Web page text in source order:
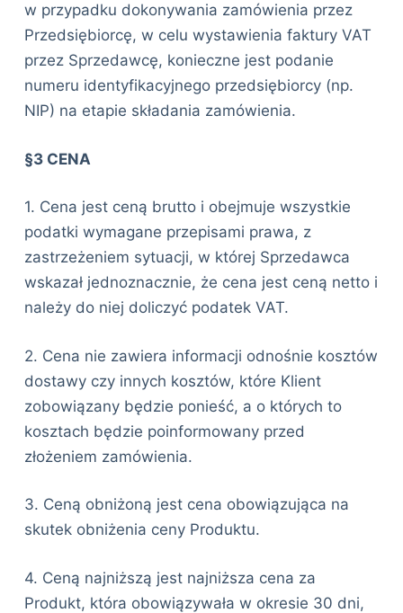
w przypadku dokonywania zamówienia przez
Przedsiębiorcę, w celu wystawienia faktury VAT
przez Sprzedawcę, konieczne jest podanie
numeru identyfikacyjnego przedsiębiorcy (np.
NIP) na etapie składania zamówienia.
§3 CENA
1. Cena jest ceną brutto i obejmuje wszystkie
podatki wymagane przepisami prawa, z
zastrzeżeniem sytuacji, w której Sprzedawca
wskazał jednoznacznie, że cena jest ceną netto i
należy do niej doliczyć podatek VAT.
2. Cena nie zawiera informacji odnośnie kosztów
dostawy czy innych kosztów, które Klient
zobowiązany będzie ponieść, a o których to
kosztach będzie poinformowany przed
złożeniem zamówienia.
3. Ceną obniżoną jest cena obowiązująca na
skutek obniżenia ceny Produktu.
4. Ceną najniższą jest najniższa cena za
Produkt, która obowiązywała w okresie 30 dni,